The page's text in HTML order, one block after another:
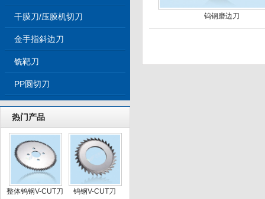
干膜刀/压膜机切刀
金手指斜边刀
铣靶刀
PP圆切刀
热门产品
整体钨钢V-CUT刀 钨钢V-CUT刀
钨钢磨边刀